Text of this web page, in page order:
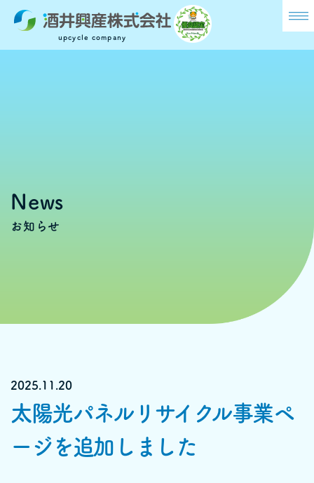
upcycle company
メ
ニ
News
お知らせ
2025.11.20
太陽光パネルリサイクル事業ペ
ージを追加しました